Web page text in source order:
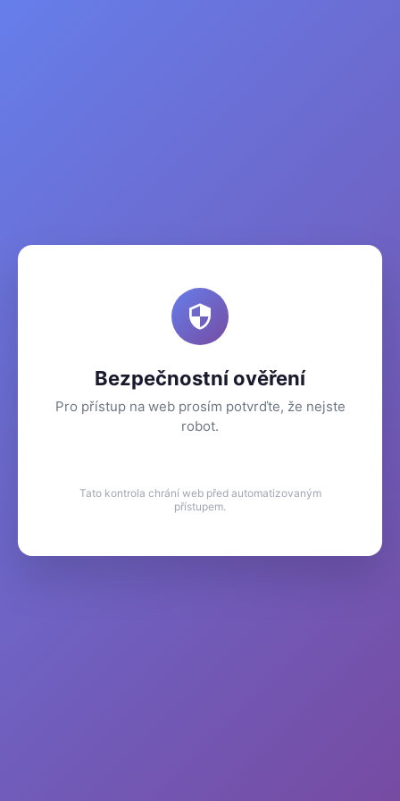
Bezpečnostní ověření
Pro přístup na web prosím potvrďte, že nejste
robot.
Tato kontrola chrání web před automatizovaným
přístupem.